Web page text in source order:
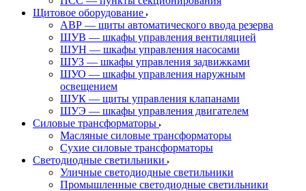
Щитовое оборудование
АВР — щиты автоматического ввода резерва
ШУВ — шкафы управления вентиляцией
ШУН — шкафы управления насосами
ШУЗ — шкафы управления задвижками
ШУО — шкафы управления наружным
освещением
ШУК — щиты управления клапанами
ШУЭ — шкафы управления двигателем
Силовые трансформаторы
Масляные силовые трансформаторы
Сухие силовые трансформаторы
Светодиодные светильники
Уличные светодиодные светильники
Промышленные светодиодные светильники